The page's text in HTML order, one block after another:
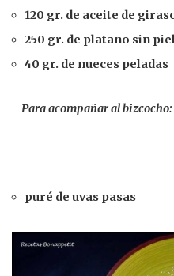
120 gr. de aceite de
250 gr. de platano sin
40 gr. de nueces peladas
Para acompañar al bizcocho:
puré de uvas pasas